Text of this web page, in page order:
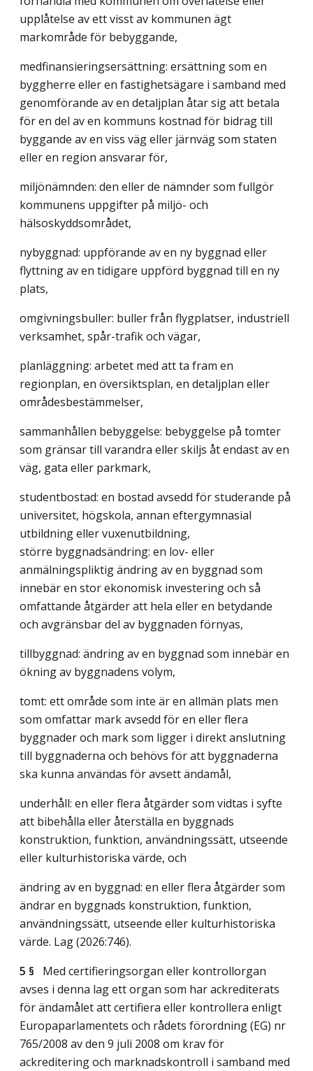
upplåtelse av ett visst av kommunen ägt
markområde för bebyggande,
medfinansieringsersättning: ersättning som en
byggherre eller en fastighetsägare i samband med
genomförande av en detaljplan åtar sig att betala
för en del av en kommuns kostnad för bidrag till
byggande av en viss väg eller järnväg som staten
eller en region ansvarar för,
miljönämnden: den eller de nämnder som fullgör
kommunens uppgifter på miljö- och
hälsoskyddsområdet,
nybyggnad: uppförande av en ny byggnad eller
flyttning av en tidigare uppförd byggnad till en ny
plats,
omgivningsbuller: buller från flygplatser, industriell
verksamhet, spår-trafik och vägar,
planläggning: arbetet med att ta fram en
regionplan, en översiktsplan, en detaljplan eller
områdesbestämmelser,
sammanhållen bebyggelse: bebyggelse på tomter
som gränsar till varandra eller skiljs åt endast av en
väg, gata eller parkmark,
studentbostad: en bostad avsedd för studerande på
universitet, högskola, annan eftergymnasial
utbildning eller vuxenutbildning,
större byggnadsändring: en lov- eller
anmälningspliktig ändring av en byggnad som
innebär en stor ekonomisk investering och så
omfattande åtgärder att hela eller en betydande
och avgränsbar del av byggnaden förnyas,
tillbyggnad: ändring av en byggnad som innebär en
ökning av byggnadens volym,
tomt: ett område som inte är en allmän plats men
som omfattar mark avsedd för en eller flera
byggnader och mark som ligger i direkt anslutning
till byggnaderna och behövs för att byggnaderna
ska kunna användas för avsett ändamål,
underhåll: en eller flera åtgärder som vidtas i syfte
att bibehålla eller återställa en byggnads
konstruktion, funktion, användningssätt, utseende
eller kulturhistoriska värde, och
ändring av en byggnad: en eller flera åtgärder som
ändrar en byggnads konstruktion, funktion,
användningssätt, utseende eller kulturhistoriska
värde. Lag (2026:746).
5 § Med certifieringsorgan eller kontrollorgan
avses i denna lag ett organ som har ackrediterats
för ändamålet att certifiera eller kontrollera enligt
Europaparlamentets och rådets förordning (EG) nr
765/2008 av den 9 juli 2008 om krav för
ackreditering och marknadskontroll i samband med